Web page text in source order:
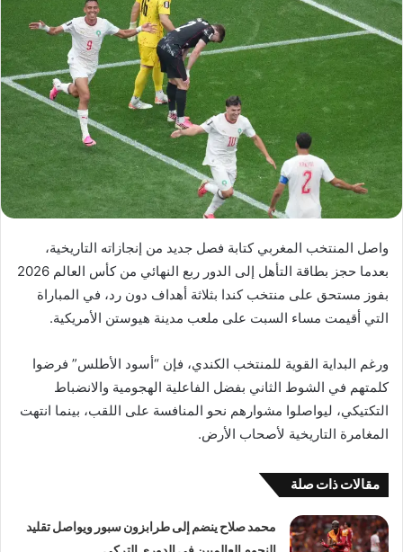
واصل المنتخب المغربي كتابة فصل جديد من إنجازاته التاريخية،
بعدما حجز بطاقة التأهل إلى الدور ربع النهائي من كأس العالم 2026
بفوز مستحق على منتخب كندا بثلاثة أهداف دون رد، في المباراة
التي أقيمت مساء السبت على ملعب مدينة هيوستن الأمريكية.
ورغم البداية القوية للمنتخب الكندي، فإن “أسود الأطلس” فرضوا
كلمتهم في الشوط الثاني بفضل الفاعلية الهجومية والانضباط
التكتيكي، ليواصلوا مشوارهم نحو المنافسة على اللقب، بينما انتهت
المغامرة التاريخية لأصحاب الأرض.
مقالات ذات صلة
محمد صلاح ينضم إلى طرابزون سبور ويواصل تقليد